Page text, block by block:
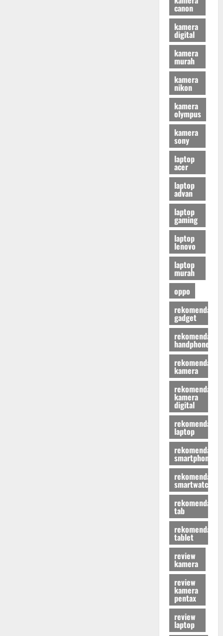
canon
kamera
digital
kamera
murah
kamera
nikon
kamera
olympus
kamera
sony
laptop
acer
laptop
advan
laptop
gaming
laptop
lenovo
laptop
murah
oppo
rekomendasi
gadget
rekomendasi
handphone
rekomendasi
kamera
rekomendasi
kamera
digital
rekomendasi
laptop
rekomendasi
smartphone
rekomendasi
smartwatch
rekomendasi
tab
rekomendasi
tablet
review
kamera
review
kamera
pentax
review
laptop